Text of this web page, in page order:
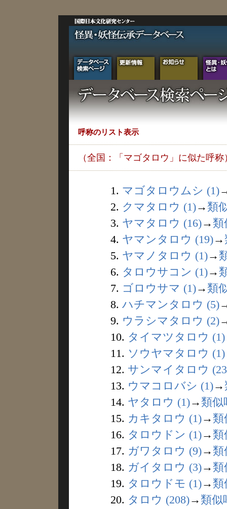
呼称のリスト表示
（全国：「マゴタロウ」に似た呼称
1. マゴタロウムシ (1)
2. クマタロウ (1)→ 類
3. ヤマタロウ (16)→ 類
4. ヤマンタロウ (19)→
5. ヤマノタロウ (1)→
6. タロウサコン (1)→
7. ゴロウサマ (1)→ 類
8. ハチマンタロウ (5)
9. ウラシマタロウ (2)
10. タイマツタロウ (1)
11. ソウヤマタロウ (1)
12. サンマイタロウ
13. ウマコロバシ (1)→
14. ヤタロウ (1)→ 類似
15. カキタロウ (1)→ 類
16. タロウドン (1)→ 類
17. ガワタロウ (9)→ 類
18. ガイタロウ (3)→ 類
19. タロウドモ (1)→ 類
20. タロウ (208)→ 類似